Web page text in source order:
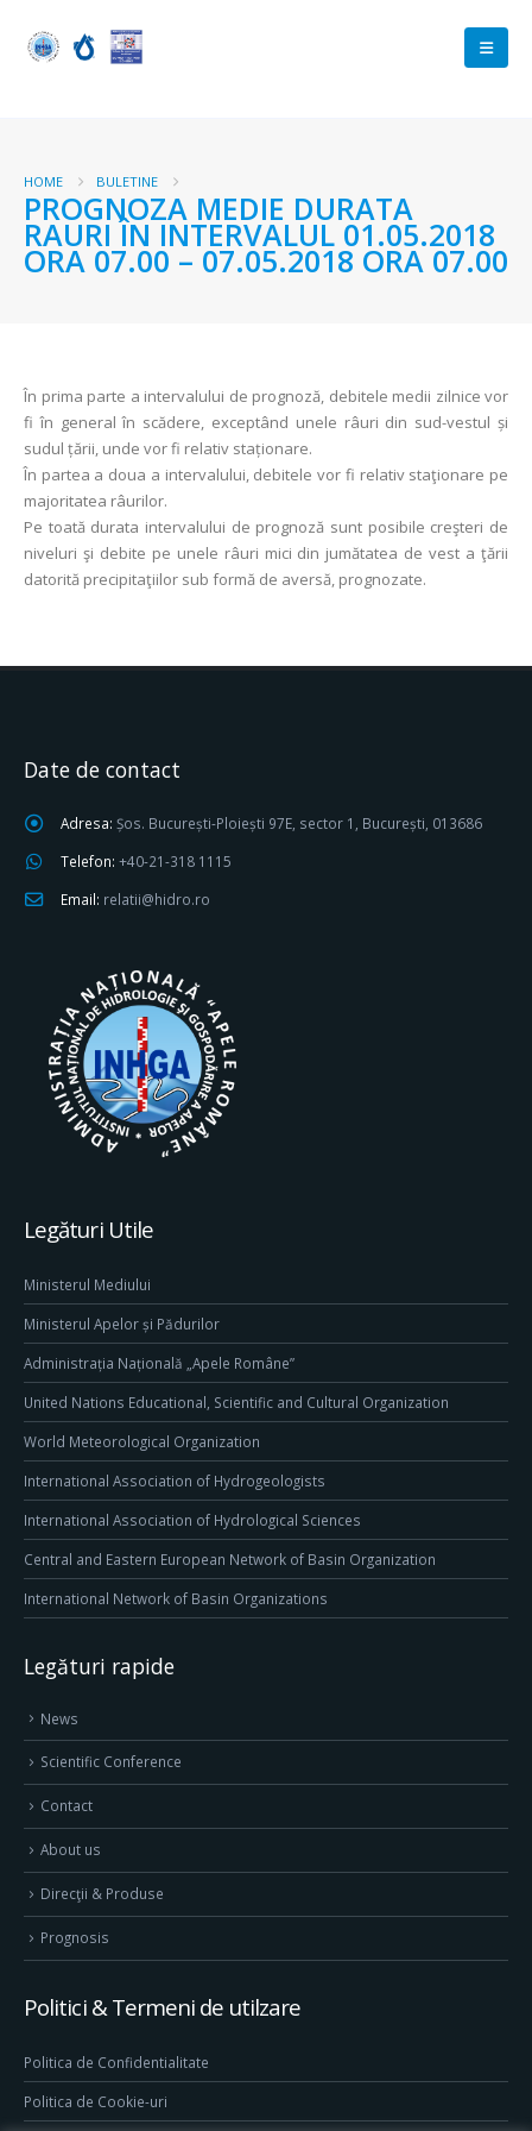
HOME BULETINE
PROGNOZA MEDIE DURATA
RAURI ÎN INTERVALUL 01.05.2018
ORA 07.00 – 07.05.2018 ORA 07.00
În prima parte a intervalului de prognoză, debitele medii zilnice vor
fi în general în scădere, exceptând unele râuri din sud-vestul și
sudul țării, unde vor fi relativ staționare.
În partea a doua a intervalului, debitele vor fi relativ staţionare pe
majoritatea râurilor.
Pe toată durata intervalului de prognoză sunt posibile creşteri de
niveluri şi debite pe unele râuri mici din jumătatea de vest a ţării
datorită precipitaţiilor sub formă de aversă, prognozate.
Date de contact
Adresa: Șos. București-Ploiești 97E, sector 1, București, 013686
Telefon: +40-21-318 1115
Email: relatii@hidro.ro
Legături Utile
Ministerul Mediului
Ministerul Apelor și Pădurilor
Administrația Națională „Apele Române”
United Nations Educational, Scientific and Cultural Organization
World Meteorological Organization
International Association of Hydrogeologists
International Association of Hydrological Sciences
Central and Eastern European Network of Basin Organization
International Network of Basin Organizations
Legături rapide
News
Scientific Conference
Contact
About us
Direcţii & Produse
Prognosis
Politici & Termeni de utilzare
Politica de Confidentialitate
Politica de Cookie-uri